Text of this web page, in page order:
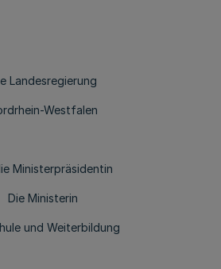
Landesregierung
Westfalen
Ministerpräsidentin
Die Ministerin
und Weiterbildung